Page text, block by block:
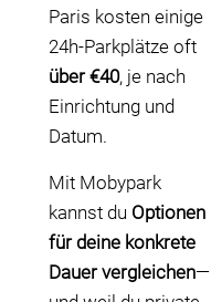
Paris kosten einige
24h-Parkplätze oft
über €40, je nach
Einrichtung und
Datum.
Mit Mobypark
kannst du Optionen
für deine konkrete
Dauer vergleichen—